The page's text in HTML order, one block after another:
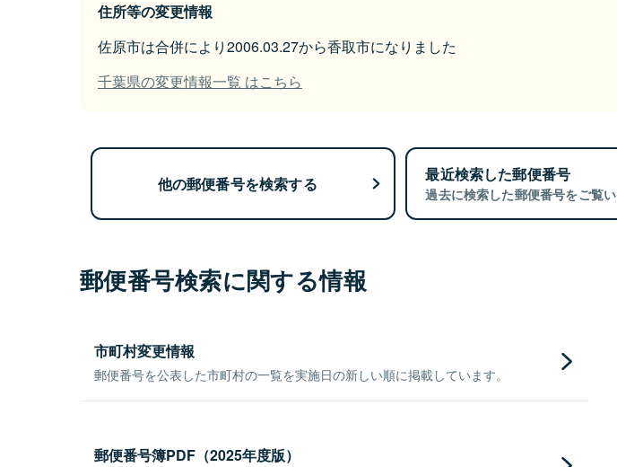
住所等の変更情報
佐原市は合併により2006.03.27から香取市になりました
千葉県の変更情報一覧 はこちら
他の郵便番号を検索する 最近検索した郵便番号
過去に検索した郵便番号をご覧い
郵便番号検索に関する情報
市町村変更情報
郵便番号を公表した市町村の一覧を実施日の新しい順に掲載しています。
郵便番号簿PDF（2025年度版）